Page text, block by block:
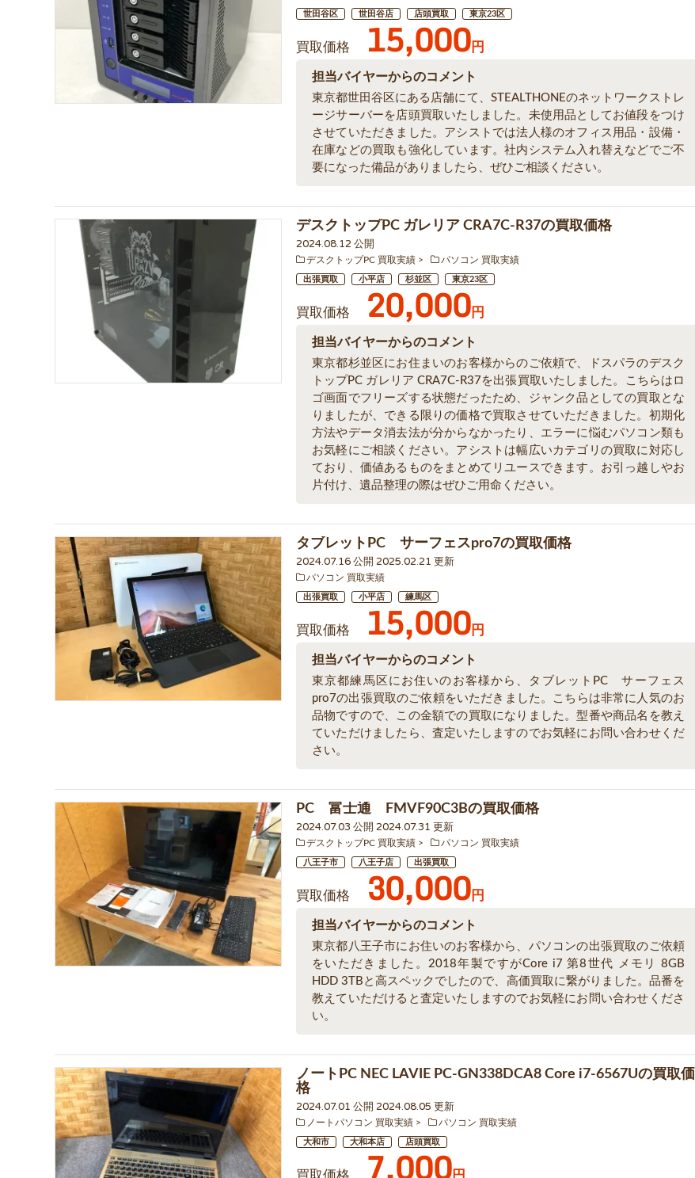
世田谷区 世田谷店 店頭買取 東京23区
買取価格 15,000円
担当バイヤーからのコメント
東京都世田谷区にある店舗にて、STEALTHONEのネットワークストレ
ージサーバーを店頭買取いたしました。未使用品としてお値段をつけ
させていただきました。アシストでは法人様のオフィス用品・設備・
在庫などの買取も強化しています。社内システム入れ替えなどでご不
要になった備品がありましたら、ぜひご相談ください。
デスクトップPC ガレリア CRA7C-R37の買取価格
2024.08.12 公開
デスクトップPC 買取実績 パソコン 買取実績
出張買取 小平店 杉並区 東京23区
買取価格 20,000円
担当バイヤーからのコメント
東京都杉並区にお住まいのお客様からのご依頼で、ドスパラのデスク
トップPC ガレリア CRA7C-R37を出張買取いたしました。こちらはロ
ゴ画面でフリーズする状態だったため、ジャンク品としての買取とな
りましたが、できる限りの価格で買取させていただきました。初期化
方法やデータ消去法が分からなかったり、エラーに悩むパソコン類も
お気軽にご相談ください。アシストは幅広いカテゴリの買取に対応し
ており、価値あるものをまとめてリユースできます。お引っ越しやお
片付け、遺品整理の際はぜひご用命ください。
タブレットPC サーフェスpro7の買取価格
2024.07.16 公開 2025.02.21 更新
パソコン 買取実績
出張買取 小平店 練馬区
買取価格 15,000円
担当バイヤーからのコメント
東京都練馬区にお住いのお客様から、タブレットPC サーフェス
pro7の出張買取のご依頼をいただきました。こちらは非常に人気のお
品物ですので、この金額での買取になりました。型番や商品名を教え
ていただけましたら、査定いたしますのでお気軽にお問い合わせくだ
さい。
PC 富士通 FMVF90C3Bの買取価格
2024.07.03 公開 2024.07.31 更新
デスクトップPC 買取実績 パソコン 買取実績
八王子市 八王子店 出張買取
買取価格 30,000円
担当バイヤーからのコメント
東京都八王子市にお住いのお客様から、パソコンの出張買取のご依頼
をいただきました。2018年製ですがCore i7 第8世代 メモリ 8GB
HDD 3TBと高スペックでしたので、高価買取に繋がりました。品番を
教えていただけると査定いたしますのでお気軽にお問い合わせくださ
い。
ノートPC NEC LAVIE PC-GN338DCA8 Core i7-6567Uの買取価
格
2024.07.01 公開 2024.08.05 更新
ノートパソコン 買取実績 パソコン 買取実績
大和市 大和本店 店頭買取
買取価格 7,000円